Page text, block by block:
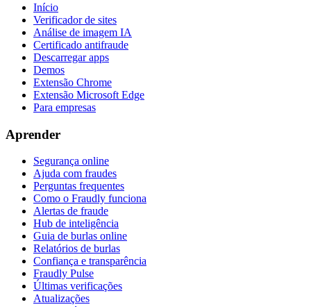
Início
Verificador de sites
Análise de imagem IA
Certificado antifraude
Descarregar apps
Demos
Extensão Chrome
Extensão Microsoft Edge
Para empresas
Aprender
Segurança online
Ajuda com fraudes
Perguntas frequentes
Como o Fraudly funciona
Alertas de fraude
Hub de inteligência
Guia de burlas online
Relatórios de burlas
Confiança e transparência
Fraudly Pulse
Últimas verificações
Atualizações